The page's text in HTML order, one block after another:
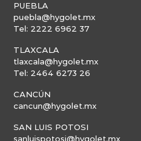
PUEBLA
puebla@hygolet.mx
Tel: 2222 6962 37
TLAXCALA
tlaxcala@hygolet.mx
Tel: 2464 6273 26
CANCÚN
cancun@hygolet.mx
SAN LUIS POTOSI
sanluispotosi@hygolet.mx